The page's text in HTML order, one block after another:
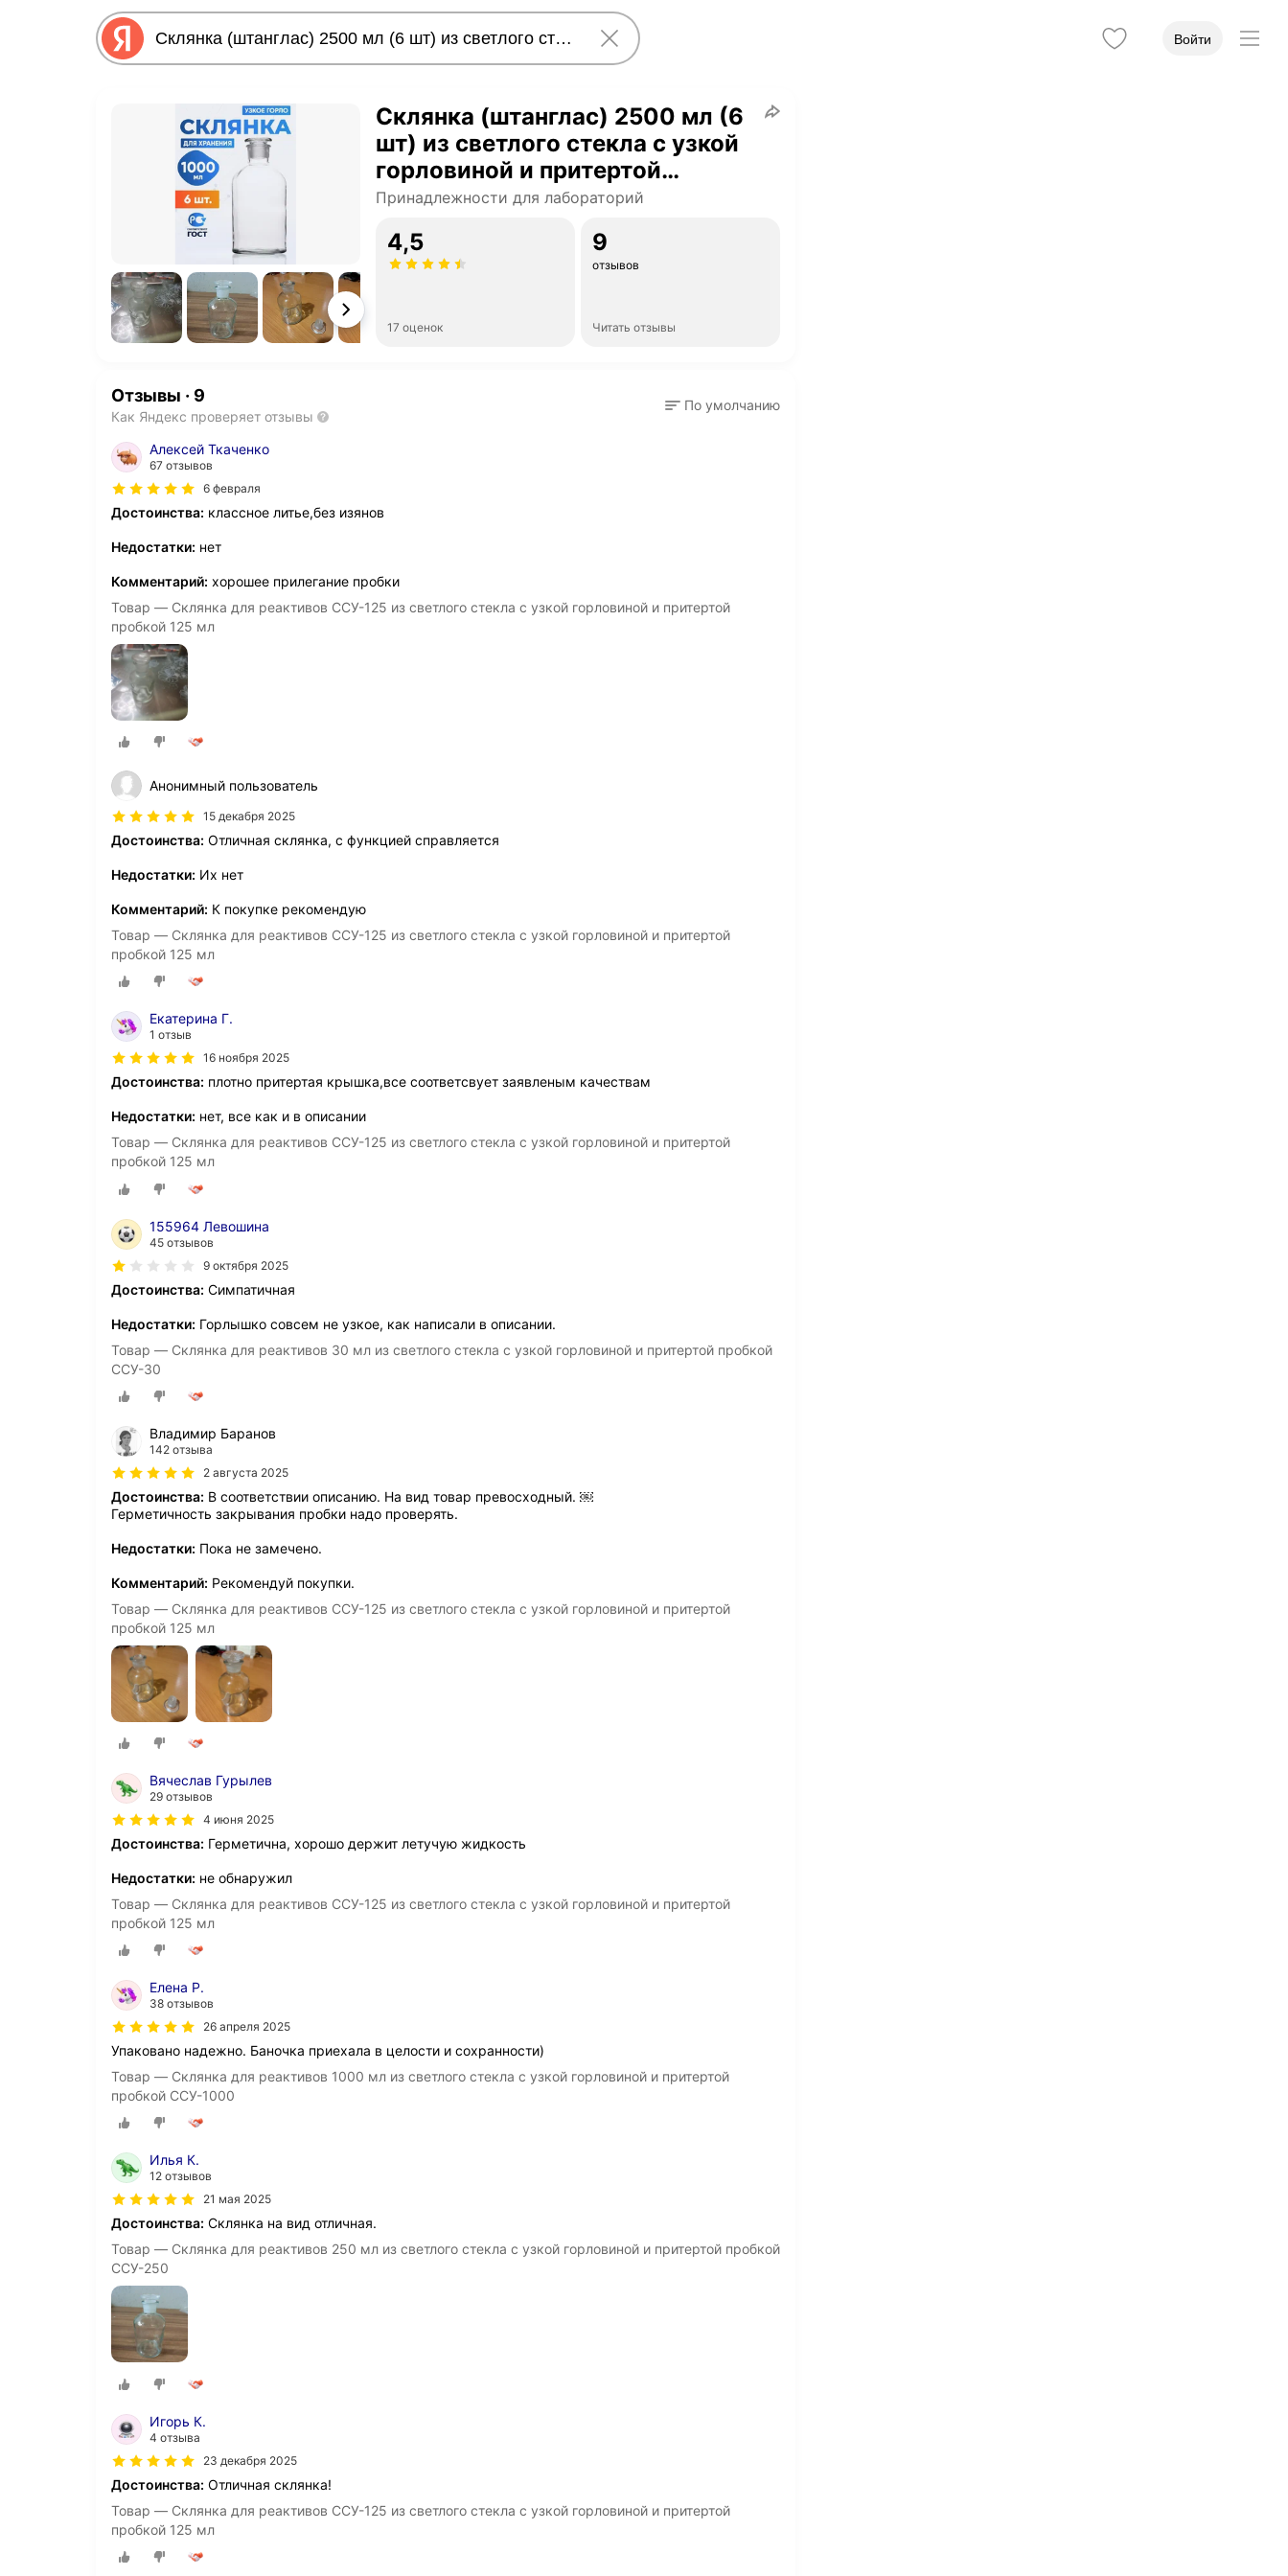
Войти
Склянка (штанглас) 2500 мл (6
шт) из светлого стекла с узкой
горловиной и притертой
пробкой для реактивов
Принадлежности для лабораторий
4,5
17 оценок
9
отзывов
Читать отзывы
Отзывы · 9
Как Яндекс проверяет отзывы
По умолчанию
Алексей Ткаченко
67 отзывов
6 февраля
Достоинства: классное литье,без изянов
Недостатки: нет
Комментарий: хорошее прилегание пробки
Товар — Склянка для реактивов ССУ-125 из светлого стекла с узкой горловиной и притертой
пробкой 125 мл
Анонимный пользователь
15 декабря 2025
Достоинства: Отличная склянка, с функцией справляется
Недостатки: Их нет
Комментарий: К покупке рекомендую
Товар — Склянка для реактивов ССУ-125 из светлого стекла с узкой горловиной и притертой
пробкой 125 мл
Екатерина Г.
1 отзыв
16 ноября 2025
Достоинства: плотно притертая крышка,все соответсвует заявленым качествам
Недостатки: нет, все как и в описании
Товар — Склянка для реактивов ССУ-125 из светлого стекла с узкой горловиной и притертой
пробкой 125 мл
155964 Левошина
45 отзывов
9 октября 2025
Достоинства: Симпатичная
Недостатки: Горлышко совсем не узкое, как написали в описании.
Товар — Склянка для реактивов 30 мл из светлого стекла с узкой горловиной и притертой пробкой
ССУ-30
Владимир Баранов
142 отзыва
2 августа 2025
Достоинства: В соответствии описанию. На вид товар превосходный. ￼
Герметичность закрывания пробки надо проверять.
Недостатки: Пока не замечено.
Комментарий: Рекомендуй покупки.
Товар — Склянка для реактивов ССУ-125 из светлого стекла с узкой горловиной и притертой
пробкой 125 мл
Вячеслав Гурылев
29 отзывов
4 июня 2025
Достоинства: Герметична, хорошо держит летучую жидкость
Недостатки: не обнаружил
Товар — Склянка для реактивов ССУ-125 из светлого стекла с узкой горловиной и притертой
пробкой 125 мл
Елена Р.
38 отзывов
26 апреля 2025
Упаковано надежно. Баночка приехала в целости и сохранности)
Товар — Склянка для реактивов 1000 мл из светлого стекла с узкой горловиной и притертой
пробкой ССУ-1000
Илья К.
12 отзывов
21 мая 2025
Достоинства: Склянка на вид отличная.
Товар — Склянка для реактивов 250 мл из светлого стекла с узкой горловиной и притертой пробкой
ССУ-250
Игорь К.
4 отзыва
23 декабря 2025
Достоинства: Отличная склянка!
Товар — Склянка для реактивов ССУ-125 из светлого стекла с узкой горловиной и притертой
пробкой 125 мл